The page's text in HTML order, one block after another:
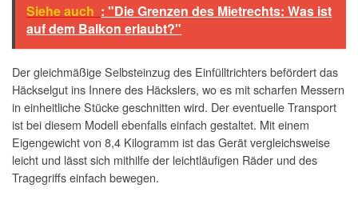
Siehe auch : "Die Grenzen des Mietrechts: Was ist
auf dem Balkon erlaubt?"
Der gleichmäßige Selbsteinzug des Einfülltrichters befördert das
Häckselgut ins Innere des Häckslers, wo es mit scharfen Messern
in einheitliche Stücke geschnitten wird. Der eventuelle Transport
ist bei diesem Modell ebenfalls einfach gestaltet. Mit einem
Eigengewicht von 8,4 Kilogramm ist das Gerät vergleichsweise
leicht und lässt sich mithilfe der leichtläufigen Räder und des
Tragegriffs einfach bewegen.